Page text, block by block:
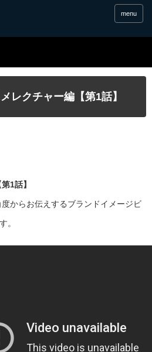
menu
レクチャー編【第1話】
1話】
からお伝えするブランドイメージビ
。